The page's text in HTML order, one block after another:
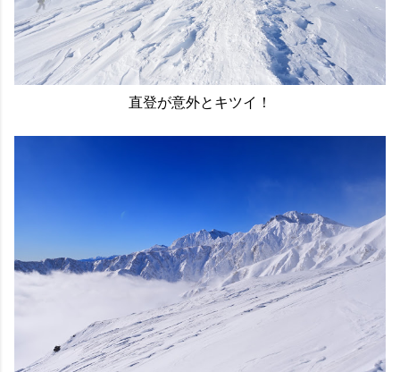
直登が意外とキツイ！